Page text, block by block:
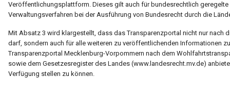
Veröffentlichungsplattform. Dieses gilt auch für bundesrechtlich
Verwaltungsverfahren bei der Ausführung von Bundesrecht durch die
Mit Absatz 3 wird klargestellt, dass das Transparenzportal nicht nur nach
darf, sondern auch für alle weiteren zu veröffentlichenden Informationen
Transparenzportal Mecklenburg-Vorpommern nach dem
sowie dem Gesetzesregister des Landes (www.landesrecht.mv.de)
Verfügung stellen zu können.